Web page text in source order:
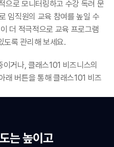
으로 모니터링하고 수강 독려 문
임직원의 교육 참여를 높일 수
더 적극적으로 교육 프로그램
도록 관리해 보세요.
거나, 클래스101 비즈니스의
래 버튼을 통해 클래스101 비즈
는 높이고